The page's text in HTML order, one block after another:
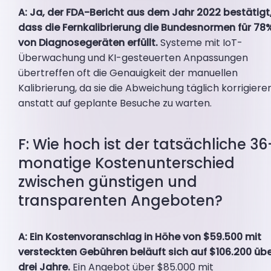
A: Ja, der FDA-Bericht aus dem Jahr 2022
dass die Fernkalibrierung die Bundesnormen für
von Diagnosegeräten erfüllt.Systeme mit IoT-
Überwachung und KI-gesteuerten Anpassungen
übertreffen oft die Genauigkeit der manuellen
Kalibrierung, da sie die Abweichung täglich
anstatt auf geplante Besuche zu warten.
F: Wie hoch ist der tatsächliche
monatige Kostenunterschied
zwischen günstigen und
transparenten Angeboten?
A: Ein Kostenvoranschlag in Höhe von $59.500 mit
versteckten Gebühren beläuft sich auf $106.200
drei Jahre. Ein Angebot über $85.000 mit